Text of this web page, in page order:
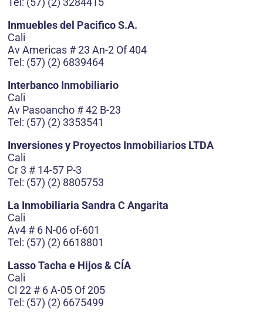
Inmuebles del Pacifico S.A.
Cali
Av Americas # 23 An-2 Of 404
Tel: (57) (2) 6839464
Interbanco Inmobiliario
Cali
Av Pasoancho # 42 B-23
Tel: (57) (2) 3353541
Inversiones y Proyectos Inmobiliarios LTDA
Cali
Cr 3 # 14-57 P-3
Tel: (57) (2) 8805753
La Inmobiliaria Sandra C Angarita
Cali
Av4 # 6 N-06 of-601
Tel: (57) (2) 6618801
Lasso Tacha e Hijos & CÍA
Cali
Cl 22 # 6 A-05 Of 205
Tel: (57) (2) 6675499